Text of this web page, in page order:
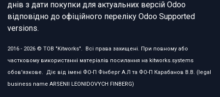
днів з дати покупки для актуальних версій Odoo
відповідно до офіційного переліку Odoo Supported
versions.
2016 - 2026 © ТОВ "Kitworks". Всі права захищені. При повному або
частковому використанні матеріалів посилання на kitworks.systems
обов'язкове. Діє від імені ФО-П Фінберг А.Л та ФО-П Карабанов В.В. (legal
business name ARSENII LEONIDOVYCH FINBERG)